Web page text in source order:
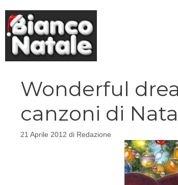
contenuto
Wonderful
canzoni di
21 Aprile 2012 di Redazione